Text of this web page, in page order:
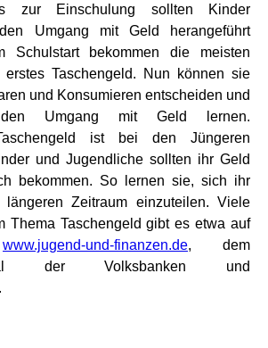
zur Einschulung sollten Kinder
Umgang mit Geld herangeführt
Schulstart bekommen die meisten
Taschengeld. Nun können sie
und Konsumieren entscheiden und
Umgang mit Geld lernen.
ist bei den Jüngeren
und Jugendliche sollten ihr Geld
bekommen. So lernen sie, sich ihr
Zeitraum einzuteilen. Viele
Thema Taschengeld gibt es etwa auf
www.jugend-und-finanzen.de, dem
der Volksbanken und